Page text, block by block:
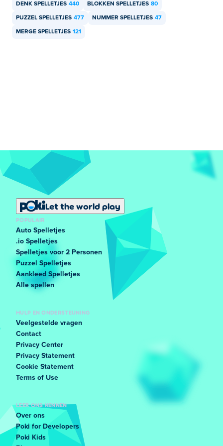
DENK SPELLETJES 440 BLOKKEN SPELLETJES 80
PUZZEL SPELLETJES 477 NUMMER SPELLETJES 47
MERGE SPELLETJES 121
Let the world play
POPULAIR
Auto Spelletjes
.io Spelletjes
Spelletjes voor 2 Personen
Puzzel Spelletjes
Aankleed Spelletjes
Alle spellen
HULP EN ONDERSTEUNING
Veelgestelde vragen
Contact
Privacy Center
Privacy Statement
Cookie Statement
Terms of Use
LEER ONS KENNEN
Over ons
Poki for Developers
Poki Kids